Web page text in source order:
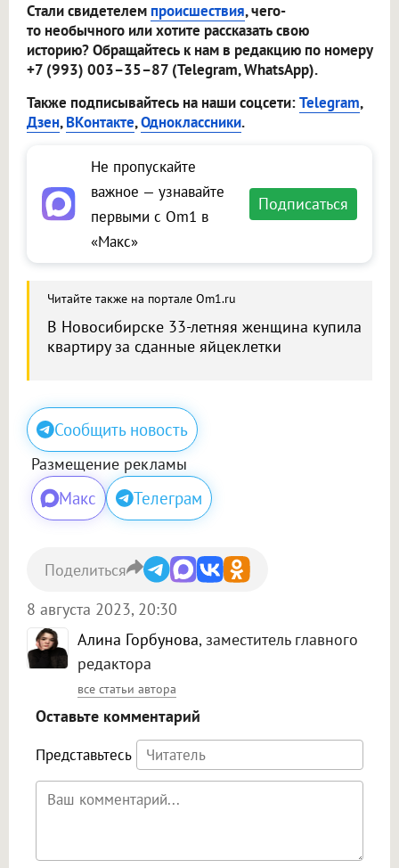
Стали свидетелем происшествия, чего-
то необычного или хотите рассказать свою
историю? Обращайтесь к нам в редакцию по номеру
+7 (993) 003–35–87 (Telegram, WhatsApp).
Также подписывайтесь на наши соцсети:Telegram,
Дзен,ВКонтакте,Одноклассники.
Не пропускайте
важное — узнавайте
первыми с Om1 в
«Макс»
Подписаться
Читайте также на портале Om1.ru
В Новосибирске 33-летняя женщина купила
квартиру за сданные яйцеклетки
Сообщить новость
Размещение рекламы
Макс Телеграм
Алина Горбунова, заместитель главного
редактора
все статьи автора
8 августа 2023, 20:30
Поделиться
Оставьте комментарий
Представьтесь